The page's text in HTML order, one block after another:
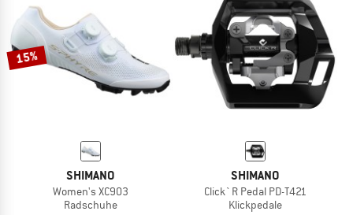
15%
SHIMANO
Women's XC903
Radschuhe
SHIMANO
Click`R Pedal PD-T421
Klickpedale